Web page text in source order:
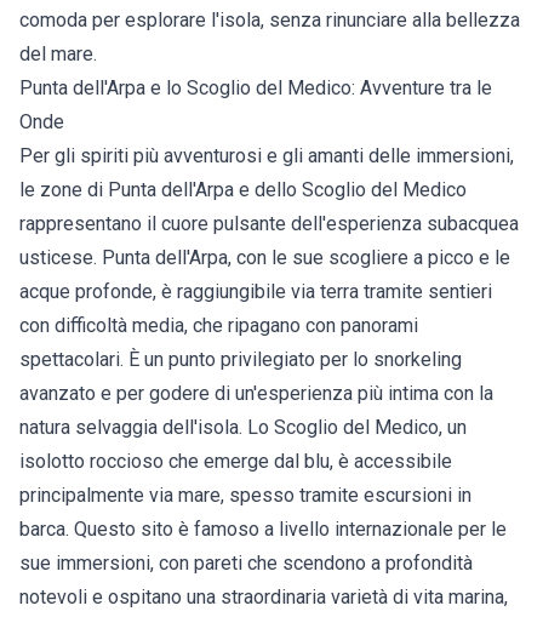
comoda per esplorare l'isola, senza rinunciare alla bellezza
del mare.
Punta dell'Arpa e lo Scoglio del Medico: Avventure tra le
Onde
Per gli spiriti più avventurosi e gli amanti delle immersioni,
le zone di Punta dell'Arpa e dello Scoglio del Medico
rappresentano il cuore pulsante dell'esperienza subacquea
usticese. Punta dell'Arpa, con le sue scogliere a picco e le
acque profonde, è raggiungibile via terra tramite sentieri
con difficoltà media, che ripagano con panorami
spettacolari. È un punto privilegiato per lo snorkeling
avanzato e per godere di un'esperienza più intima con la
natura selvaggia dell'isola. Lo Scoglio del Medico, un
isolotto roccioso che emerge dal blu, è accessibile
principalmente via mare, spesso tramite escursioni in
barca. Questo sito è famoso a livello internazionale per le
sue immersioni, con pareti che scendono a profondità
notevoli e ospitano una straordinaria varietà di vita marina,